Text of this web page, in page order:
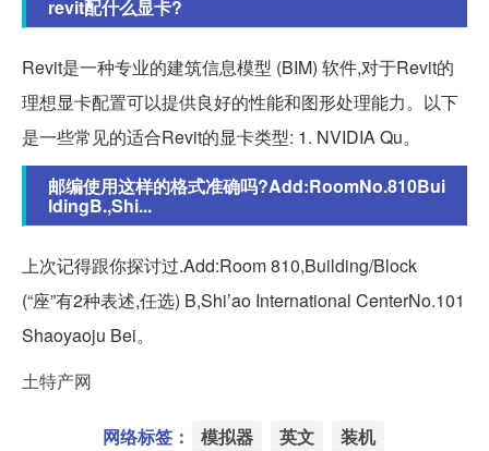
revit配什么显卡?
Revit是一种专业的建筑信息模型 (BIM) 软件,对于Revit的
理想显卡配置可以提供良好的性能和图形处理能力。以下
是一些常见的适合Revit的显卡类型: 1. NVIDIA Qu。
邮编使用这样的格式准确吗?Add:RoomNo.810Bui
ldingB.,Shi...
上次记得跟你探讨过.Add:Room 810,Building/Block
(“座”有2种表述,任选) B,Shi’ao International CenterNo.101
Shaoyaoju Bei。
土特产网
网络标签： 模拟器 英文 装机